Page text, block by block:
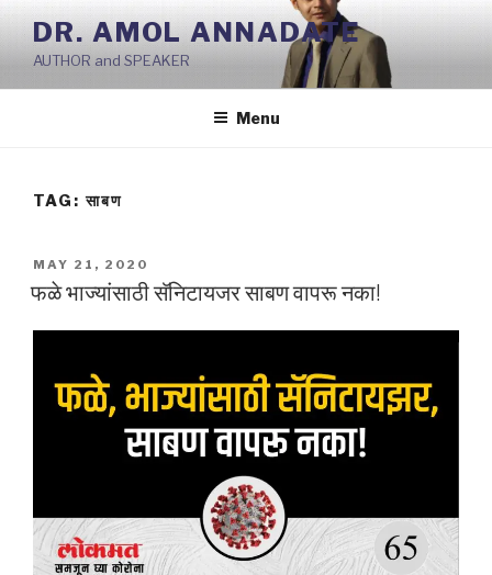
Skip
content
DR. AMOL ANNADATE
AUTHOR and SPEAKER
Menu
TAG:साबण
POSTED
ON
MAY 21, 2020
फळे भाज्यांसाठी सॅनिटायजर साबण वापरू नका!